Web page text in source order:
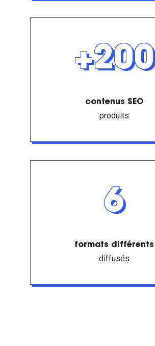
+200
contenus SEO
produits
6
formats différents
diffusés